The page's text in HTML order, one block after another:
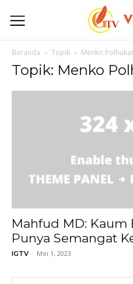
Beranda Topik Menko
Topik: Menko
Mahfud MD: Kaum
Punya Semangat
IGTV - Mei 1, 2023